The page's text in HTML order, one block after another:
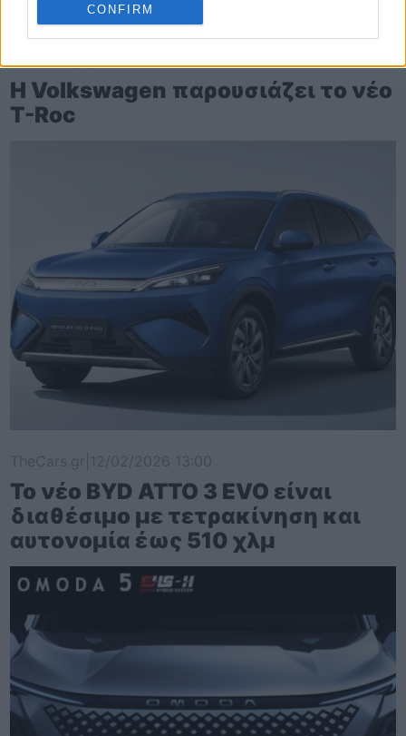
CONFIRM
Η Volkswagen παρουσιάζει το νέο
T-Roc
Το νέο BYD ATTO 3 EVO είναι
διαθέσιμο με τετρακίνηση και
αυτονομία έως 510 χλμ